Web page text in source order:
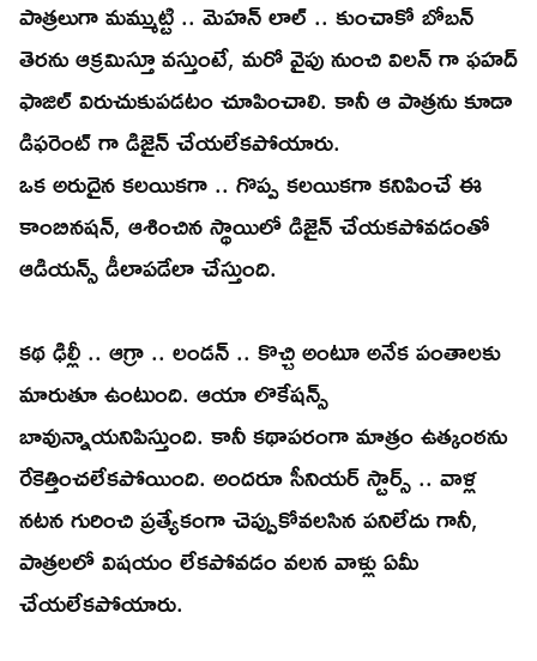
పాత్రలుగా మమ్ముట్టి .. మెహన్ లాల్ .. కుంచాకో బోబన్
తెరను ఆక్రమిస్తూ వస్తుంటే, మరో వైపు నుంచి విలన్ గా ఫహద్
ఫాజిల్ విరుచుకుపడటం చూపించాలి. కానీ ఆ పాత్రను కూడా
డిఫరెంట్ గా డిజైన్ చేయలేకపోయారు.
ఒక అరుదైన కలయికగా .. గొప్ప కలయికగా కనిపించే ఈ
కాంబినషన్, ఆశించిన స్థాయిలో డిజైన్ చేయకపోవడంతో
ఆడియన్స్ డీలాపడేలా చేస్తుంది.
కథ ఢిల్లీ .. ఆగ్రా .. లండన్ .. కొచ్చి అంటూ అనేక పంతాలకు
మారుతూ ఉంటుంది. ఆయా లొకేషన్స్
బావున్నాయనిపిస్తుంది. కానీ కథాపరంగా మాత్రం ఉత్కంఠను
రేకెత్తించలేకపోయింది. అందరూ సీనియర్ స్టార్స్ .. వాళ్ల
నటన గురించి ప్రత్యేకంగా చెప్పుకోవలసిన పనిలేదు గానీ,
పాత్రలలో విషయం లేకపోవడం వలన వాళ్లు ఏమీ
చేయలేకపోయారు.